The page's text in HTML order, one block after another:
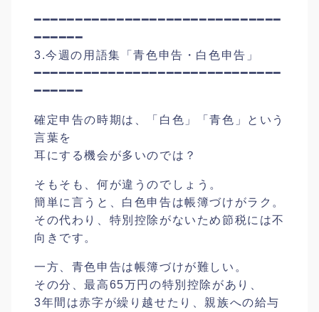
━━━━━━━━━━━━━━━━━━━━━━━━━━━━━━
━━━━━━
3.今週の用語集「青色申告・白色申告」
━━━━━━━━━━━━━━━━━━━━━━━━━━━━━━
━━━━━━
確定申告の時期は、「白色」「青色」という
言葉を
耳にする機会が多いのでは？
そもそも、何が違うのでしょう。
簡単に言うと、白色申告は帳簿づけがラク。
その代わり、特別控除がないため節税には不
向きです。
一方、青色申告は帳簿づけが難しい。
その分、最高65万円の特別控除があり、
3年間は赤字が繰り越せたり、親族への給与